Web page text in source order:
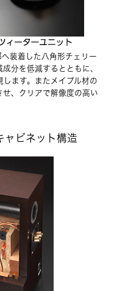
装着した八角形チェリー
分を低減するとともに、
ます。またメイプル材の
、クリアで解像度の高い
ャビネット構造